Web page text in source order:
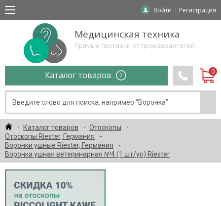
Войти Регистрация
Медицинская техника
Прямые поставки от производителей
Каталог товаров
Каталог товаров
Отоскопы
Отоскопы Riester, Германия
Воронки ушные Riester, Германия
Воронка ушная ветеринарная №4 (1 шт/уп) Riester